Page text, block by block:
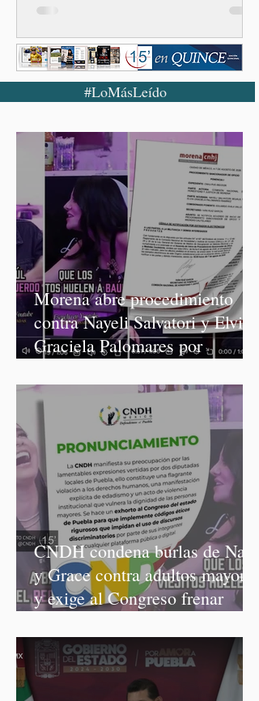
#LoMásLeído
Morena abre procedimiento
contra Nayeli Salvatori y Elvia
Graciela Palomares por
CNDH condena burlas de Nay
y Grace contra adultos mayores
y exige al Congreso frenar